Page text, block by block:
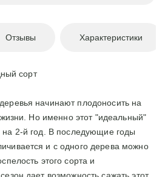
Отзывы Характеристики
сорт
начинают плодоносить на
Но именно этот "идеальный"
на 2-й год. В последующие годы
и с одного дерева можно
этого сорта и